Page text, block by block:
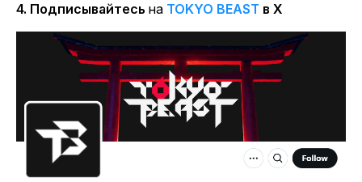
4. Подписывайтесь на TOKYO BEAST в X